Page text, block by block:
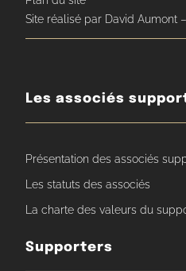
Site réalisé par David Aumont
Les associés
Présentation des associés
Les statuts des associés
La charte des valeurs du
Supporters